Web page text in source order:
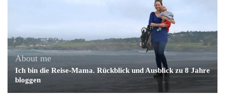
About me
Ich bin die Reise-Mama. Rückblick und Ausblick zu 8 Jahre
bloggen